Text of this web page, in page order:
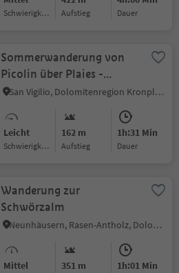
Schwierigkeitsgrad Aufstieg Dauer
Sommerwanderung von
Picolin über Plaies -
Longega und zurück
San Vigilio, Dolomitenregion Kronplatz
Leicht
Schwierigkeitsgrad
162 m
Aufstieg
1h:31 Min
Dauer
Wanderung zur
Schwörzalm
Neunhäusern, Rasen-Antholz, Dolomitenregion Kronplatz
Mittel 351 m 1h:01 Min